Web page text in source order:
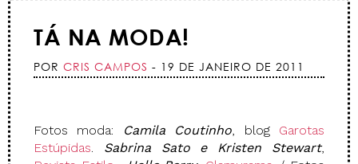
TÁ NA MODA!
POR CRIS CAMPOS - 19 DE JANEIRO DE 2011
Fotos moda: Camila Coutinho, blog Garotas
Estúpidas. Sabrina Sato e Kristen Stewart,